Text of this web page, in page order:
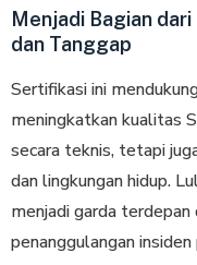
Menjadi Bagian
dan Tanggap
Sertifikasi ini
meningkatkan kualitas
secara teknis, tetapi
dan lingkungan hidup.
menjadi garda
penanggulangan